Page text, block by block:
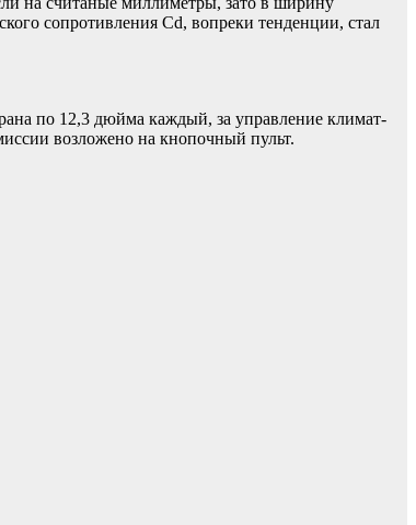
сопротивления Cd, вопреки тенденции, стал
по 12,3 дюйма каждый, за управление климат-
возложено на кнопочный пульт.